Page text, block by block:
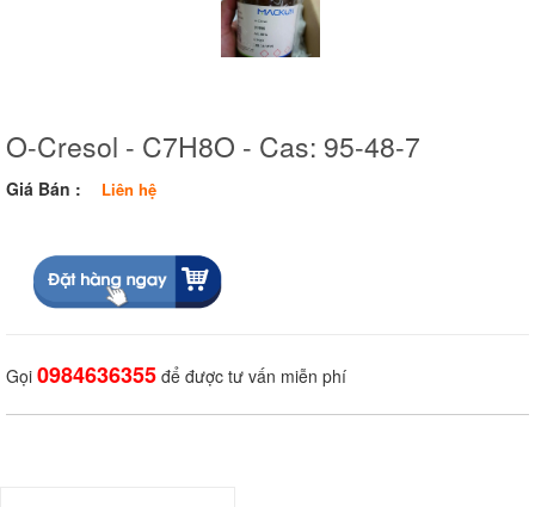
O-Cresol - C7H8O - Cas: 95-48-7
Giá Bán : Liên hệ
Gọi 0984636355 để được tư vấn miễn phí